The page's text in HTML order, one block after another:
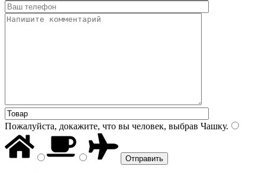
Пожалуйста, докажите, что вы человек, выбрав Чашку.